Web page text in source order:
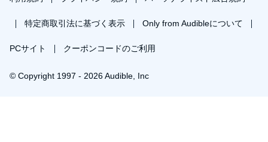
登場人物たちがそれぞれに悩み、苦しみながらも成長してい
と感じさせつつも、登場人物の心情には共感できる部分が多
している一作です。シリーズ初心者にもおすすめできる作品
特定商取引法に基づく表示 Only from Audibleについて
PCサイト クーポンコードのご利用
© Copyright 1997 - 2026 Audible, Inc